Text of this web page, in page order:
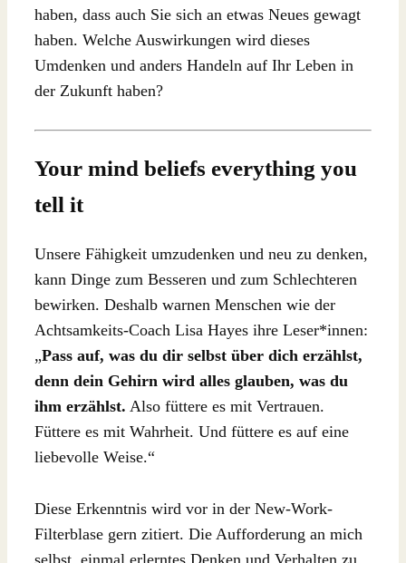
haben, dass auch Sie sich an etwas Neues gewagt
haben. Welche Auswirkungen wird dieses
Umdenken und anders Handeln auf Ihr Leben in
der Zukunft haben?
Your mind beliefs everything you
tell it
Unsere Fähigkeit umzudenken und neu zu denken,
kann Dinge zum Besseren und zum Schlechteren
bewirken. Deshalb warnen Menschen wie der
Achtsamkeits-Coach Lisa Hayes ihre Leser*innen:
„Pass auf, was du dir selbst über dich erzählst,
denn dein Gehirn wird alles glauben, was du
ihm erzählst. Also füttere es mit Vertrauen.
Füttere es mit Wahrheit. Und füttere es auf eine
liebevolle Weise.“
Diese Erkenntnis wird vor in der New-Work-
Filterblase gern zitiert. Die Aufforderung an mich